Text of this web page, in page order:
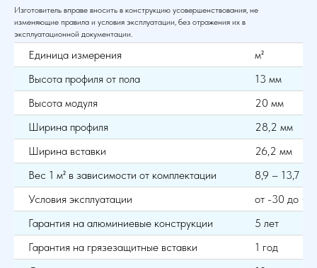
Изготовитель вправе вносить в конструкцию усовершенствования, не
изменяющие правила и условия эксплуатации, без отражения их в
эксплуатационной документации.
Единица измерения
м²
Высота профиля от пола
13 мм
Высота модуля
20 мм
Ширина профиля
28,2 мм
Ширина вставки
26,2 мм
Вес 1 м² в зависимости от комплектации
8,9 – 13,7 кг
Условия эксплуатации
от -30 до
Гарантия на алюминиевые конструкции
5 лет
Гарантия на грязезащитные вставки
1 год